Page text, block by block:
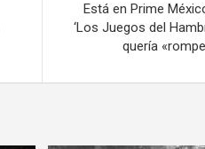
Está en Prime
‘Los Juegos del
quería